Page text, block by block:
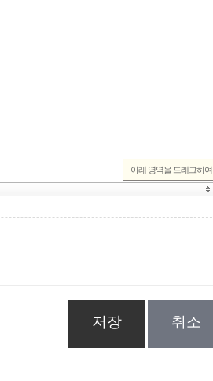
저장 취소